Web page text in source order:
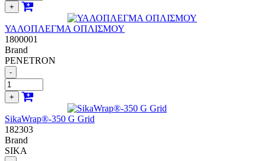
+
ΥΑΛΟΠΛΕΓΜΑ ΟΠΛΙΣΜΟΥ
1800001
Brand
PENETRON
-
+
SikaWrap®-350 G Grid
182303
Brand
SIKA